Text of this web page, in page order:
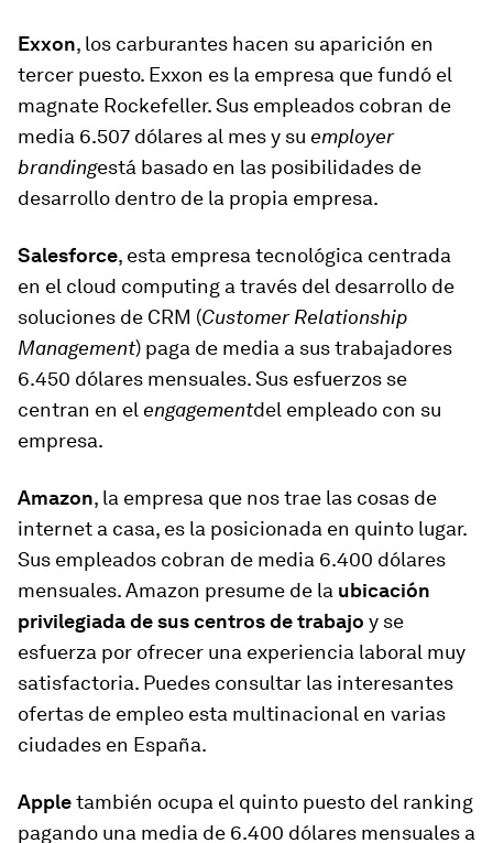
Exxon, los carburantes hacen su aparición en
tercer puesto. Exxon es la empresa que fundó el
magnate Rockefeller. Sus empleados cobran de
media 6.507 dólares al mes y su employer
brandingestá basado en las posibilidades de
desarrollo dentro de la propia empresa.
Salesforce, esta empresa tecnológica centrada
en el cloud computing a través del desarrollo de
soluciones de CRM (Customer Relationship
Management) paga de media a sus trabajadores
6.450 dólares mensuales. Sus esfuerzos se
centran en el engagementdel empleado con su
empresa.
Amazon, la empresa que nos trae las cosas de
internet a casa, es la posicionada en quinto lugar.
Sus empleados cobran de media 6.400 dólares
mensuales. Amazon presume de la ubicación
privilegiada de sus centros de trabajo y se
esfuerza por ofrecer una experiencia laboral muy
satisfactoria. Puedes consultar las interesantes
ofertas de empleo esta multinacional en varias
ciudades en España.
Appletambién ocupa el quinto puesto del ranking
pagando una media de 6.400 dólares mensuales a